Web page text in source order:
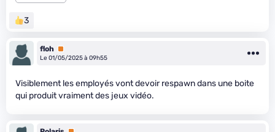
3
floh Premium
Le 01/05/2025 à 09h55
Visiblement les employés vont devoir respawn dans une boite
qui produit vraiment des jeux vidéo.